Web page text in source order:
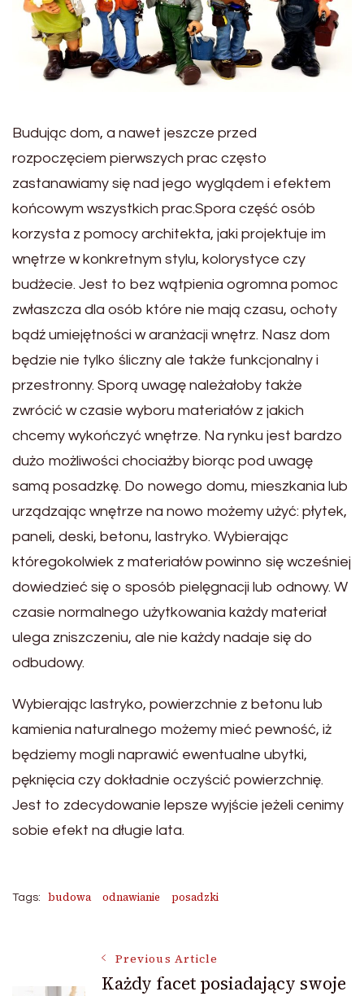
Budując dom, a nawet jeszcze przed
rozpoczęciem pierwszych prac często
zastanawiamy się nad jego wyglądem i efektem
końcowym wszystkich prac.Spora część osób
korzysta z pomocy architekta, jaki projektuje im
wnętrze w konkretnym stylu, kolorystyce czy
budżecie. Jest to bez wątpienia ogromna pomoc
zwłaszcza dla osób które nie mają czasu, ochoty
bądź umiejętności w aranżacji wnętrz. Nasz dom
będzie nie tylko śliczny ale także funkcjonalny i
przestronny. Sporą uwagę należałoby także
zwrócić w czasie wyboru materiałów z jakich
chcemy wykończyć wnętrze. Na rynku jest bardzo
dużo możliwości chociażby biorąc pod uwagę
samą posadzkę. Do nowego domu, mieszkania lub
urządzając wnętrze na nowo możemy użyć: płytek,
paneli, deski, betonu, lastryko. Wybierając
któregokolwiek z materiałów powinno się wcześniej
dowiedzieć się o sposób pielęgnacji lub odnowy. W
czasie normalnego użytkowania każdy materiał
ulega zniszczeniu, ale nie każdy nadaje się do
odbudowy.
Wybierając lastryko, powierzchnie z betonu lub
kamienia naturalnego możemy mieć pewność, iż
będziemy mogli naprawić ewentualne ubytki,
pęknięcia czy dokładnie oczyścić powierzchnię.
Jest to zdecydowanie lepsze wyjście jeżeli cenimy
sobie efekt na długie lata.
Tags: budowa odnawianie posadzki
Previous Article
Każdy facet posiadający swoje